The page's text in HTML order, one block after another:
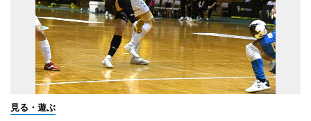
見る・遊ぶ